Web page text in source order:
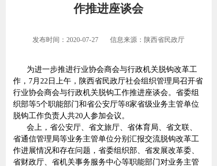
作推进座谈会
发布时间：2020-07-27 信息来源：陕西省民政厅
为进一步推进行业协会商会与行政机关脱钩改革工
作，7月22日上午，陕西省民政厅社会组织管理局召开省
行业协会商会与行政机关脱钩工作推进座谈会。省委组
织部等5个职能部门和省公安厅等8家省级业务主管单位
脱钩工作负责人共20人参加会议。
会上，省公安厅、省文旅厅、省体育局、省文联、
省通信管理局等业务主管单位分别汇报交流脱钩改革工
作进展情况和存在问题，省委组织部、省发展改革委、
省财政厅、省机关事务服务中心等职能部门对业务主管